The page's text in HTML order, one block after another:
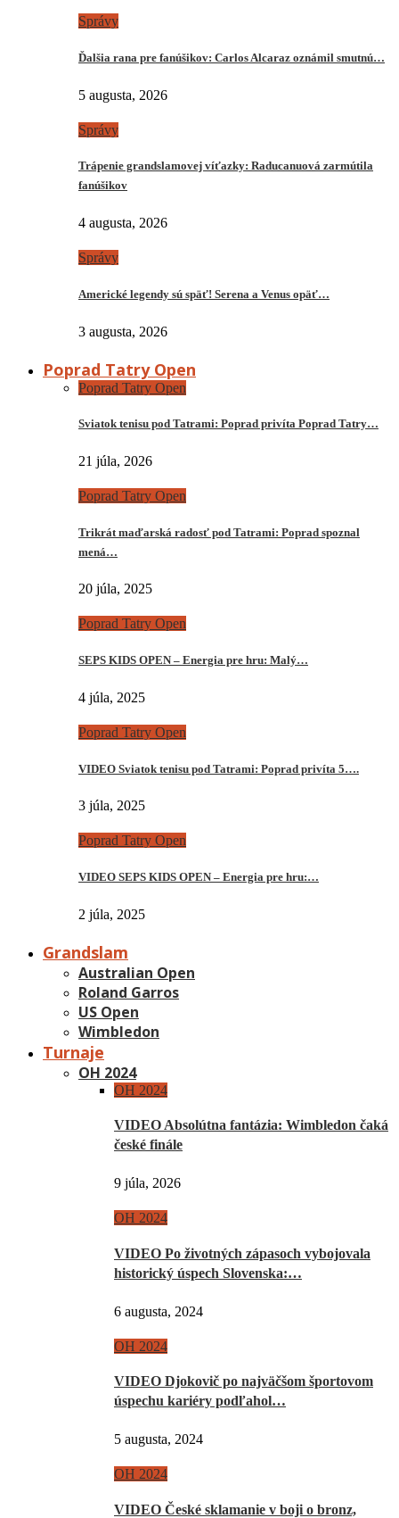
Správy
Ďalšia rana pre fanúšikov: Carlos Alcaraz oznámil smutnú…
5 augusta, 2026
Správy
Trápenie grandslamovej víťazky: Raducanuová zarmútila
fanúšikov
4 augusta, 2026
Správy
Americké legendy sú späť! Serena a Venus opäť…
3 augusta, 2026
Poprad Tatry Open
Poprad Tatry Open
Sviatok tenisu pod Tatrami: Poprad privíta Poprad Tatry…
21 júla, 2026
Poprad Tatry Open
Trikrát maďarská radosť pod Tatrami: Poprad spoznal
mená…
20 júla, 2025
Poprad Tatry Open
SEPS KIDS OPEN – Energia pre hru: Malý…
4 júla, 2025
Poprad Tatry Open
VIDEO Sviatok tenisu pod Tatrami: Poprad privíta 5….
3 júla, 2025
Poprad Tatry Open
VIDEO SEPS KIDS OPEN – Energia pre hru:…
2 júla, 2025
Grandslam
Australian Open
Roland Garros
US Open
Wimbledon
Turnaje
OH 2024
OH 2024
VIDEO Absolútna fantázia: Wimbledon čaká
české finále
9 júla, 2026
OH 2024
VIDEO Po životných zápasoch vybojovala
historický úspech Slovenska:…
6 augusta, 2024
OH 2024
VIDEO Djokovič po najväčšom športovom
úspechu kariéry podľahol…
5 augusta, 2024
OH 2024
VIDEO České sklamanie v boji o bronz,